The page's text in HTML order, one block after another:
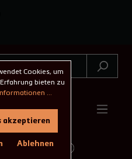
Cookies, um
bieten zu
...
Ablehnen
akzeptieren